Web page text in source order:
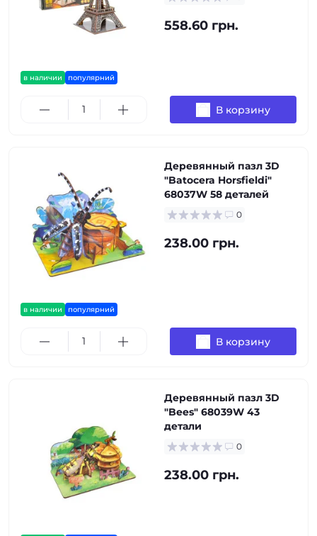
в наличии популярний
558.60 грн.
В корзину
в наличии популярний
Деревянный пазл 3D
"Batocera Horsfieldi"
68037W 58 деталей
0
238.00 грн.
В корзину
Деревянный пазл 3D
"Bees" 68039W 43
детали
0
238.00 грн.